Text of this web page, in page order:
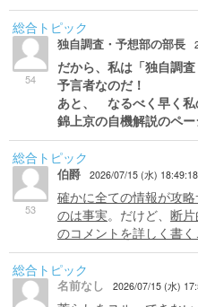
総合トピック
54
独自調査・予想部の部長
だから、私は「独自調
予言者なのだ！
あと、 なるべく早く私
錦上京の自機解説のペ
総合トピック
53
伯爵 2026/07/15 (水) 18:49:18
確かに全ての情報が攻
のは事実。だけど、 断
のコメントを詳しく書
総合トピック
名前なし 2026/07/15 (水)